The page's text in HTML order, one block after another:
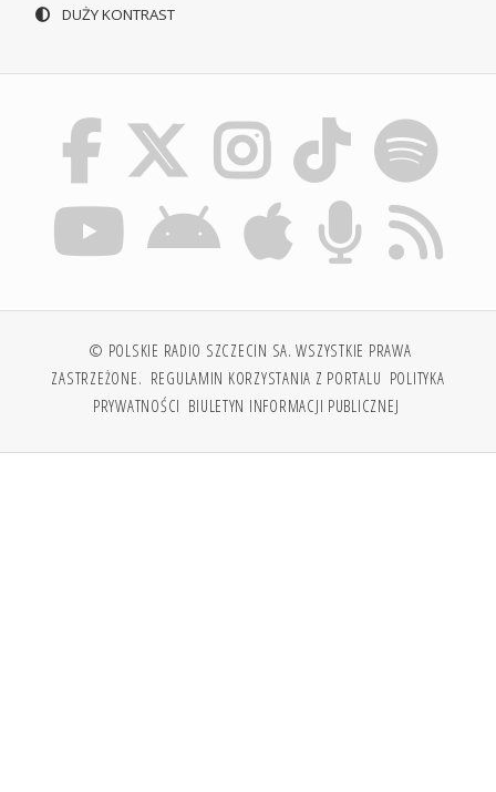
DUŻY KONTRAST
© POLSKIE RADIO SZCZECIN SA. WSZYSTKIE PRAWA
ZASTRZEŻONE. REGULAMIN KORZYSTANIA Z PORTALU POLITYKA
PRYWATNOŚCI BIULETYN INFORMACJI PUBLICZNEJ